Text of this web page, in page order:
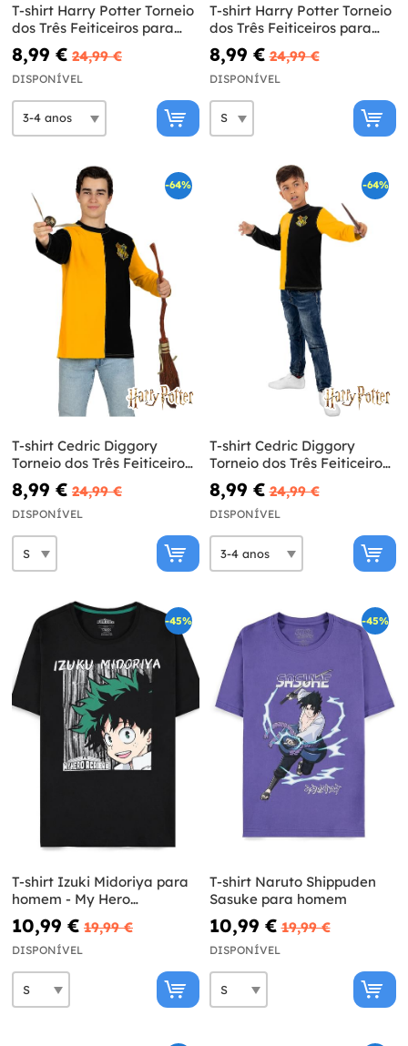
T-shirt Harry Potter Torneio
dos Três Feiticeiros para
menino - Harry Potter
8,99 € 24,99 €
DISPONÍVEL
T-shirt Harry Potter Torneio
dos Três Feiticeiros para
adulto - Harry Potter
8,99 € 24,99 €
DISPONÍVEL
-64%
T-shirt Cedric Diggory
Torneio dos Três Feiticeiros
para adulto - Harry Potter
8,99 € 24,99 €
DISPONÍVEL
-64%
T-shirt Cedric Diggory
Torneio dos Três Feiticeiros
para menino – Harry Potter
8,99 € 24,99 €
DISPONÍVEL
-45%
T-shirt Izuki Midoriya para
homem - My Hero
Academia
10,99 € 19,99 €
DISPONÍVEL
-45%
T-shirt Naruto Shippuden
Sasuke para homem
10,99 € 19,99 €
DISPONÍVEL